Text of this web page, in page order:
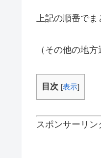
上記の順番で
（その他の地
目次 [表示]
スポンサーリン